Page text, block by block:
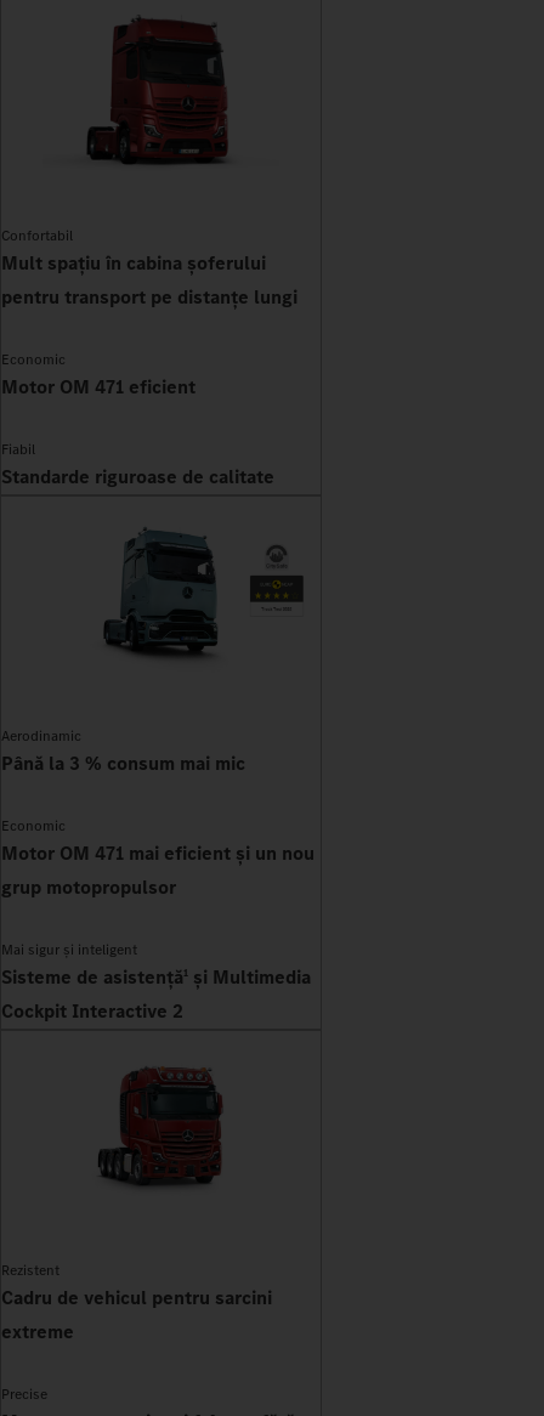
Confortabil
Mult spațiu în cabina șoferului
pentru transport pe distanțe lungi
Economic
Motor OM 471 eficient
Fiabil
Standarde riguroase de calitate
Aerodinamic
Până la 3 % consum mai mic
Economic
Motor OM 471 mai eficient și un nou
grup motopropulsor
Mai sigur și inteligent
Sisteme de asistență1 și Multimedia
Cockpit Interactive 2
Rezistent
Cadru de vehicul pentru sarcini
extreme
Precise